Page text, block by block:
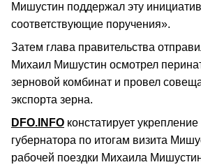
Мишустин поддержал эту
соответствующие поручения».
Затем глава правительства
Михаил Мишустин осмотрел
зерновой комбинат и провел
экспорта зерна.
DFO.INFO констатирует
губернатора по итогам визита
рабочей поездки Михаила